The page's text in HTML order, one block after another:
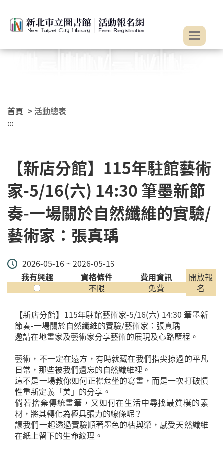
首頁 > 活動總表
:::
【新店分館】115年駐館藝術
家-5/16(六) 14:30 筆墨新節
奏-一場關於自然纖維的實驗/
藝術家：張真瑀
2026-05-16 ~ 2026-05-16
我有興趣
資格條件
不限
費用資訊
免費
開放報
名
【新店分館】115年駐館藝術家-5/16(六) 14:30 筆墨新
節奏-一場關於自然纖維的實驗/藝術家：張真瑀
邀請在地畫家及藝術家分享藝術的展現及心路歷程。
藝術，不一定在遠方，有時就藏在我們指尖掠過的平凡
日常，那些被我們遺忘的自然纖維裡。
這不是一場教你如何正襟危坐的寫畫，而是一次打破慣
性重新定義「美」的分享。
倘若捨棄傳統畫筆，又如何在生活中尋找最質樸的素
材，將其轉化為極具張力的線條呢？
讓我們一起透過實驗順著墨色的枯與榮，感受天然纖維
在紙上留下的生命紋理。